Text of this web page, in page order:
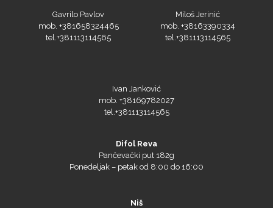
Gavrilo Pavlov
mob. +381658324465
tel.+381113114565
Miloš Jerinić
mob. +38163390334
tel.+381113114565
Ivan Janković
mob. +38169782027
tel.+381113114565
Difol Reva
Pančevački put 182g
Ponedeljak – petak od 8:00 do 16:00
Niš